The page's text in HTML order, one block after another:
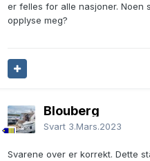
er felles for alle nasjoner. Noen
opplyse meg?
Blouberg
Svart 3.Mars.2023
Svarene over er korrekt. Dette